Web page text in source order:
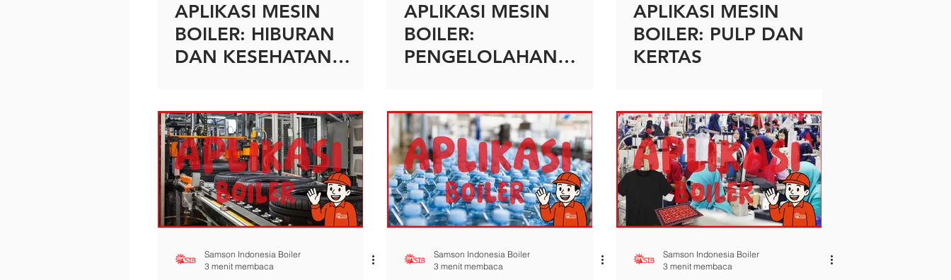
APLIKASI MESIN
BOILER: HIBURAN
DAN KESEHATAN
APLIKASI MESIN
BOILER:
PENGELOLAHAN
LAINNYA)
APLIKASI MESIN
BOILER: PULP DAN
KERTAS
Samson Indonesia Boiler
3 menit membaca
Samson Indonesia Boiler
3 menit membaca
Samson Indonesia Boiler
3 menit membaca